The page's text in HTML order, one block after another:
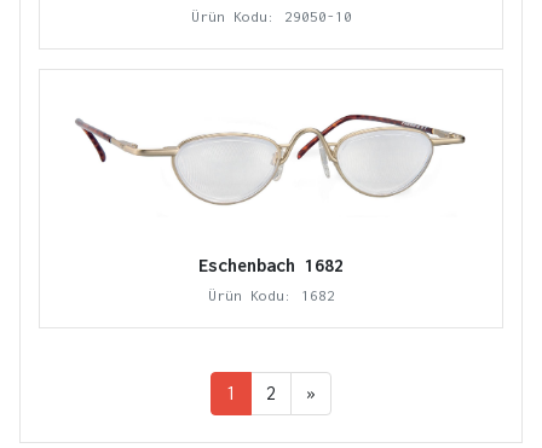
Ürün Kodu: 29050-10
Eschenbach 1682
Ürün Kodu: 1682
1 2 »